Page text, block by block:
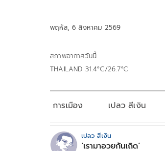
พฤหัส, 6 สิงหาคม 2569
สภาพอากาศวันนี้
THAILAND 31.4°C/26.7°C
การเมือง เปลว สีเงิน
เปลว สีเงิน
‘เรามาอวยกันเถิด’